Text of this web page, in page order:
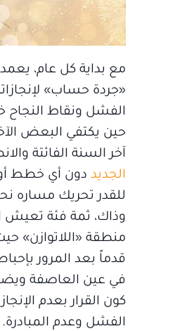
مع بداية كل عام،
«جردة حساب»
الفشل ونقاط النجاح
حين يكتفي البعض
آخر السنة الفائتة
الجديد دون أي خطط أو
للقدر تحريك مساره
وذاك، ثمة فئة تعيش
منطقة «اللاتوازن»
قدماً بعد المرور
في عين العاصفة
كون القرار بعدم
الفشل وعدم المبادرة.